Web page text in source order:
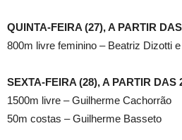
QUINTA-FEIRA (27), A PARTIR
800m livre feminino – Beatriz Dizotti
SEXTA-FEIRA (28), A PARTIR DAS
1500m livre – Guilherme Cachorrão
50m costas – Guilherme Basseto